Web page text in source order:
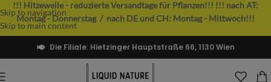
Skip to navigation
Skip to main content
!!! Hitzewelle - reduzierte Versandtage für Pflanzen!!! !!! nach AT:
Montag - Donnerstag / nach DE und CH: Montag - Mittwoch!!!
Die Filiale: Hietzinger Hauptstraße 66, 1130 Wien